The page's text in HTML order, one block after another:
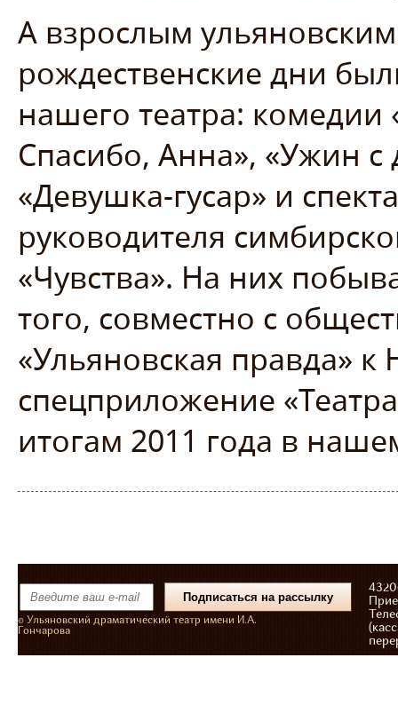
А взрослым
рождественские дни
нашего театра:
Спасибо, Анна», «Ужин с
«Девушка-гусар» и
руководителя
«Чувства». На них
того, совместно с
«Ульяновская правда»
спецприложение
итогам 2011 года в
© Ульяновский драматический театр имени И.А.
Гончарова